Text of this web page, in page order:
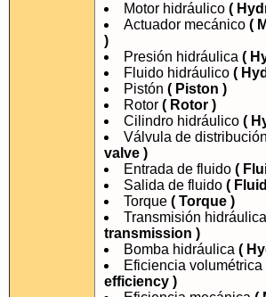
Motor hidráulico (
Actuador mecánico (
)
Presión hidráulica (
Fluido hidráulico (
Pistón ( Piston )
Rotor ( Rotor )
Cilindro hidráulico (
Válvula de distribución
valve )
Entrada de fluido (
Salida de fluido (
Torque ( Torque )
Transmisión hidráulica
transmission )
Bomba hidráulica (
Eficiencia volumétrica
efficiency )